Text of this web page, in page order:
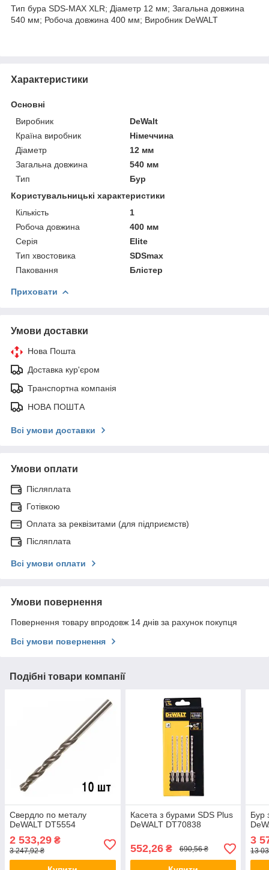
Тип бура SDS-MAX XLR; Діаметр 12 мм; Загальна довжина
540 мм; Робоча довжина 400 мм; Виробник DeWALT
Характеристики
Основні
Виробник
DeWalt
Країна виробник
Німеччина
Діаметр
12 мм
Загальна довжина
540 мм
Тип
Бур
Користувальницькі характеристики
Кількість
1
Робоча довжина
400 мм
Серія
Elite
Тип хвостовика
SDSmax
Паковання
Блістер
Приховати
Умови доставки
Нова Пошта
Доставка кур'єром
Транспортна компанія
НОВА ПОШТА
Всі умови доставки
Умови оплати
Післяплата
Готівкою
Оплата за реквізитами (для підприємств)
Післяплата
Всі умови оплати
Умови повернення
Повернення товару впродовж 14 днів за рахунок покупця
Всі умови повернення
Подібні товари компанії
Свердло по металу
DeWALT DT5554
2 533,29 ₴
3 247,92 ₴
Касета з бурами SDS Plus
DeWALT DT70838
552,26₴ 690,56 ₴
Бур
3
13